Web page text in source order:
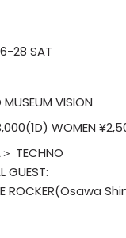
28 SAT
MUSEUM VISION
WOMEN
TECHNO
GUEST:
ROCKER(Osawa